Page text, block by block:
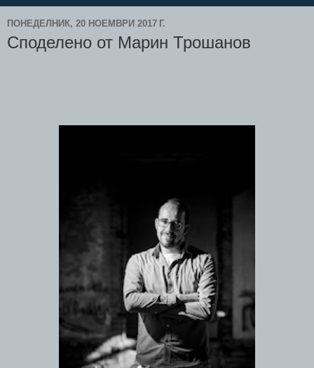
ПОНЕДЕЛНИК, 20 НОЕМВРИ 2017 Г.
Споделено от Марин Трошанов